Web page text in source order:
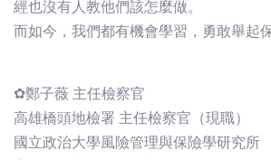
經也沒有人教他們該怎麼做。
而如今，我們都有機會學習，勇敢舉起
✿鄭子薇 主任檢察官
高雄橋頭地檢署 主任檢察官（現職）
國立政治大學風險管理與保險學研究所